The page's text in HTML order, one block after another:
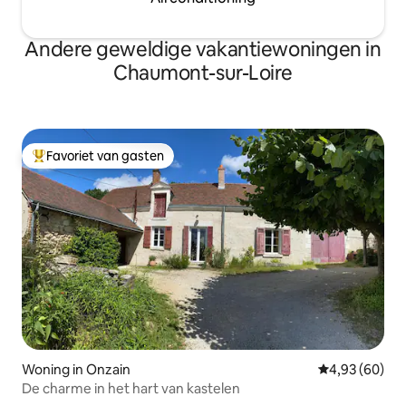
Andere geweldige vakantiewoningen in
Chaumont-sur-Loire
Topfavoriet van gasten
Favoriet van gasten
Woning in Onzain Gemiddelde
4,93 (60)
De charme in het hart van kastelen